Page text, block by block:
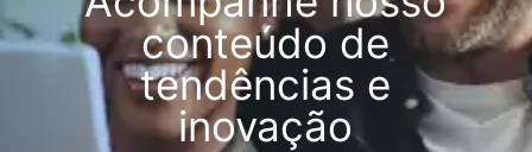
conteúdo de
tendências e
inovação